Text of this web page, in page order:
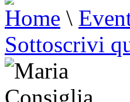
Home \
Sottoscrivi